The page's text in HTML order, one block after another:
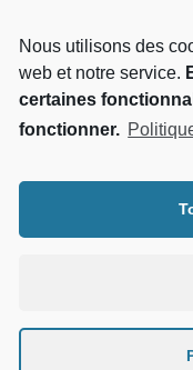
Nous utilisons des
web et notre service.
certaines
fonctionner.
Qui sommes nous ?
Le projet Losange